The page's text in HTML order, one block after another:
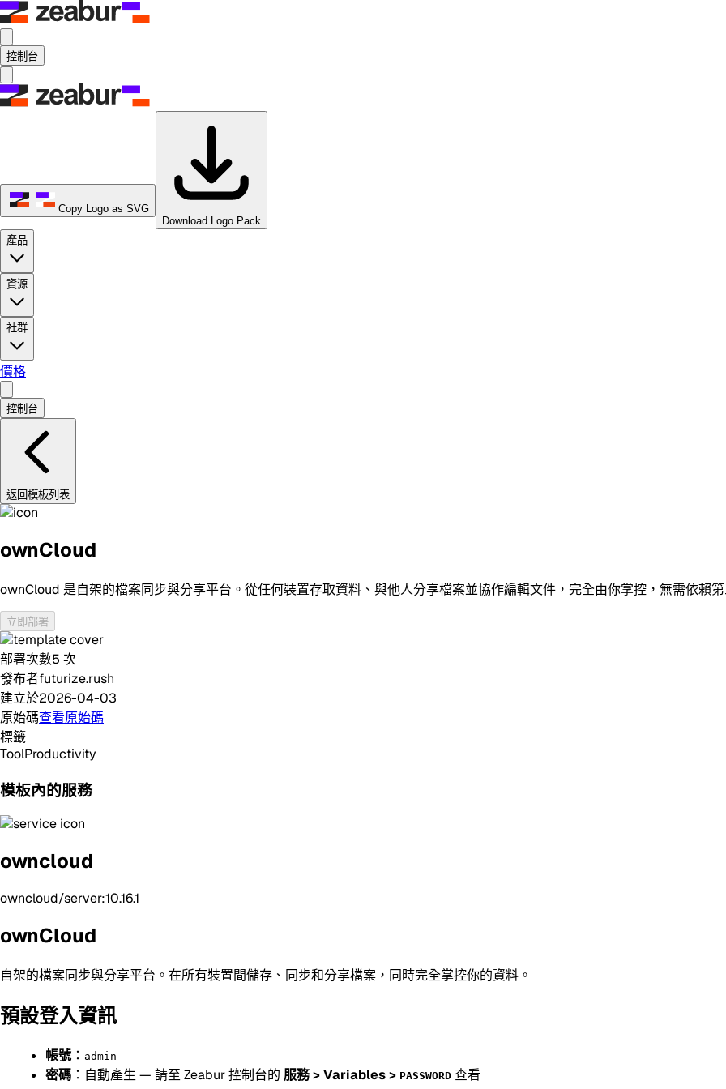
控制台
Copy Logo as SVG
Download Logo Pack
產品
資源
社群
價格
控制台
返回模板列表
ownCloud
ownCloud 是自架的檔案同步與分享平台。從任何裝置存取資料、與他人分享檔案並協作編輯文件，完全由你掌控，無需依賴第
立即部署
部署次數5 次
發布者futurize.rush
建立於2026-04-03
原始碼查看原始碼
標籤
ToolProductivity
模板內的服務
owncloud
owncloud/server:10.16.1
ownCloud
自架的檔案同步與分享平台。在所有裝置間儲存、同步和分享檔案，同時完全掌控你的資料。
預設登入資訊
帳號： admin
密碼 ：自動產生 — 請至 Zeabur 控制台的 服務 > Variables > PASSWORD 查看